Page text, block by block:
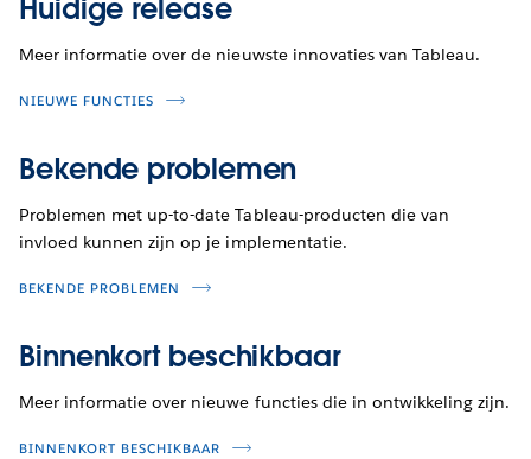
Huidige release
Meer informatie over de nieuwste innovaties van Tableau.
NIEUWE FUNCTIES
Bekende problemen
Problemen met up-to-date Tableau-producten die van
invloed kunnen zijn op je implementatie.
BEKENDE PROBLEMEN
Binnenkort beschikbaar
Meer informatie over nieuwe functies die in ontwikkeling zijn.
BINNENKORT BESCHIKBAAR